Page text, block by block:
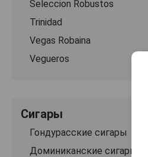
Seleccion Robustos
Trinidad
Vegas Robaina
Vegueros
Сигары
Гондурасские сигары
Доминиканские сигары